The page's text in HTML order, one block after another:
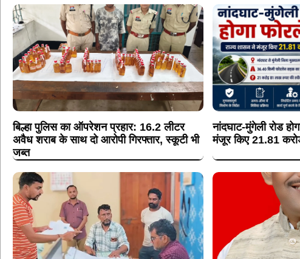
बिल्हा पुलिस का ऑपरेशन प्रहार: 16.2 लीटर
अवैध शराब के साथ दो आरोपी गिरफ्तार, स्कूटी भी
जब्त
नांदघाट-मुंगेली रोड
मंजूर किए 21.81